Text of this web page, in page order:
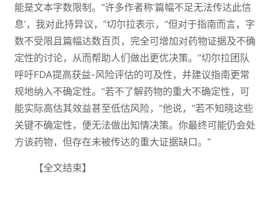
能是文本字数限制。“许多作者称‘篇幅不足无法传达此信
息’，我对此持异议，”切尔拉表示，“但对于指南而言，字
数不受限且篇幅达数百页，完全可增加对药物证据及不确
定性的讨论，从而帮助人们做出更优决策。”切尔拉团队
呼吁FDA提高获益-风险评估的可及性，并建议指南更常
规地纳入不确定性。“若不了解药物的重大不确定性，可
能实际高估其效益甚至低估风险，”他说，“若不知晓这些
关键不确定性，便无法做出知情决策。你最终可能仍会处
方该药物，但存在未被传达的重大证据缺口。”
【全文结束】